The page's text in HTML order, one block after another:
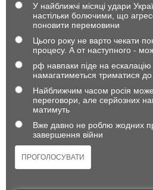
У найближчі місяці удари
настільки болючими, що
поновити перемовини
Цього року не варто чекати
процесу. А от наступного -
рф навпаки піде на ескалацію
намагатиметься триматися до
Найближчим часом росія
переговори, але серйозних
матимуть
Вже давно не роблю жодних
завершення війни